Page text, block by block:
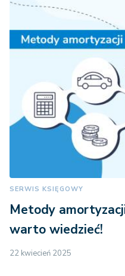
SERWIS KSIĘGOWY
Metody
warto wiedzieć!
22 kwiecień 2025